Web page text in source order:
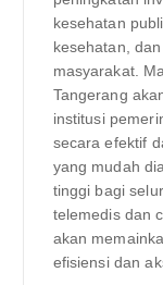
kesehatan
kesehatan,
masyarakat.
Tangerang
institusi
secara efektif
yang mudah
tinggi bagi
telemedis dan
akan
efisiensi dan